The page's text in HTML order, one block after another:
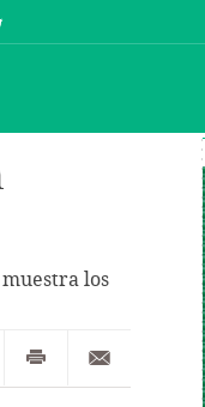
los